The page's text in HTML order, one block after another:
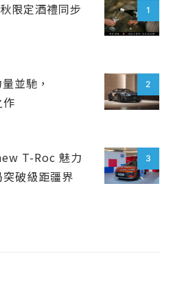
1
限定酒禮同步
2
並馳，
3
T-Roc 魅力
破級距疆界